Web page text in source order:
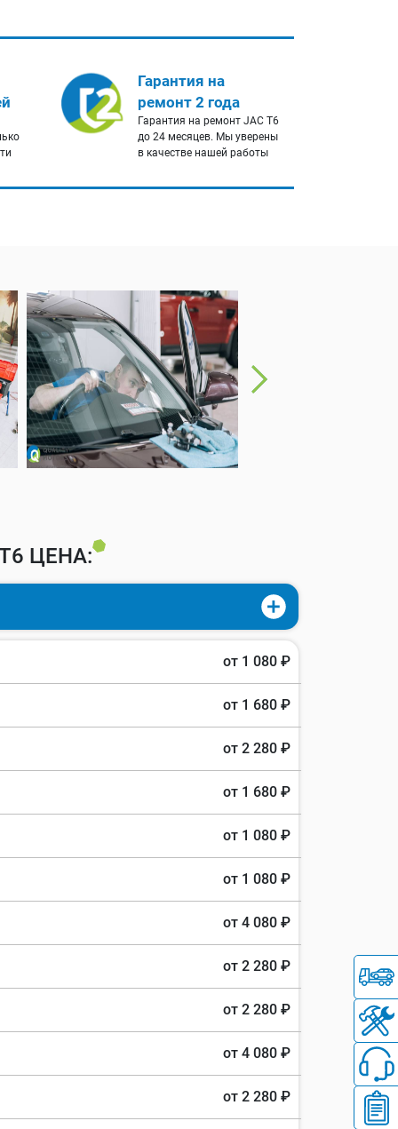
Гарантия на
ремонт 2 года
Гарантия на ремонт JAC T6
до 24 месяцев. Мы уверены
в качестве нашей работы
ЦЕНА:
от 1 080 ₽
от 1 680 ₽
от 2 280 ₽
от 1 680 ₽
от 1 080 ₽
от 1 080 ₽
от 4 080 ₽
от 2 280 ₽
от 2 280 ₽
от 4 080 ₽
от 2 280 ₽